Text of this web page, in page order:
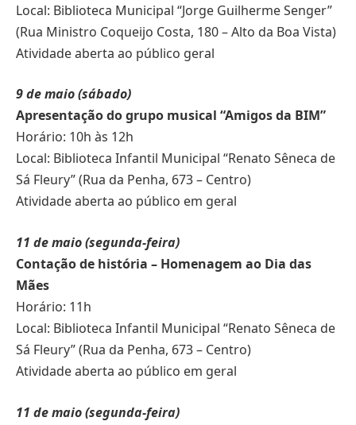
Local: Biblioteca Municipal “Jorge Guilherme Senger”
(Rua Ministro Coqueijo Costa, 180 – Alto da Boa Vista)
Atividade aberta ao público geral
9 de maio (sábado)
Apresentação do grupo musical “Amigos da BIM”
Horário: 10h às 12h
Local: Biblioteca Infantil Municipal “Renato Sêneca de
Sá Fleury” (Rua da Penha, 673 – Centro)
Atividade aberta ao público em geral
11 de maio (segunda-feira)
Contação de história – Homenagem ao Dia das
Mães
Horário: 11h
Local: Biblioteca Infantil Municipal “Renato Sêneca de
Sá Fleury” (Rua da Penha, 673 – Centro)
Atividade aberta ao público em geral
11 de maio (segunda-feira)